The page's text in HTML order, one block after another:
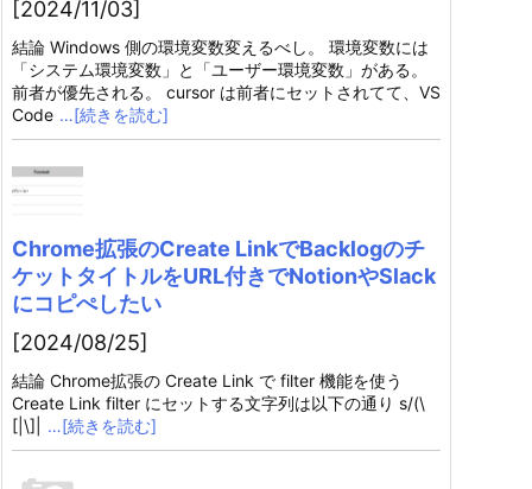
[2024/11/03]
結論 Windows 側の環境変数変えるべし。 環境変数には
「システム環境変数」と「ユーザー環境変数」がある。
前者が優先される。 cursor は前者にセットされてて、VS
Code …[続きを読む]
Chrome拡張のCreate LinkでBacklogのチ
ケットタイトルをURL付きでNotionやSlack
にコピぺしたい
[2024/08/25]
結論 Chrome拡張の Create Link で filter 機能を使う
Create Link filter にセットする文字列は以下の通り s/(\
[|\]|
…[続きを読む]